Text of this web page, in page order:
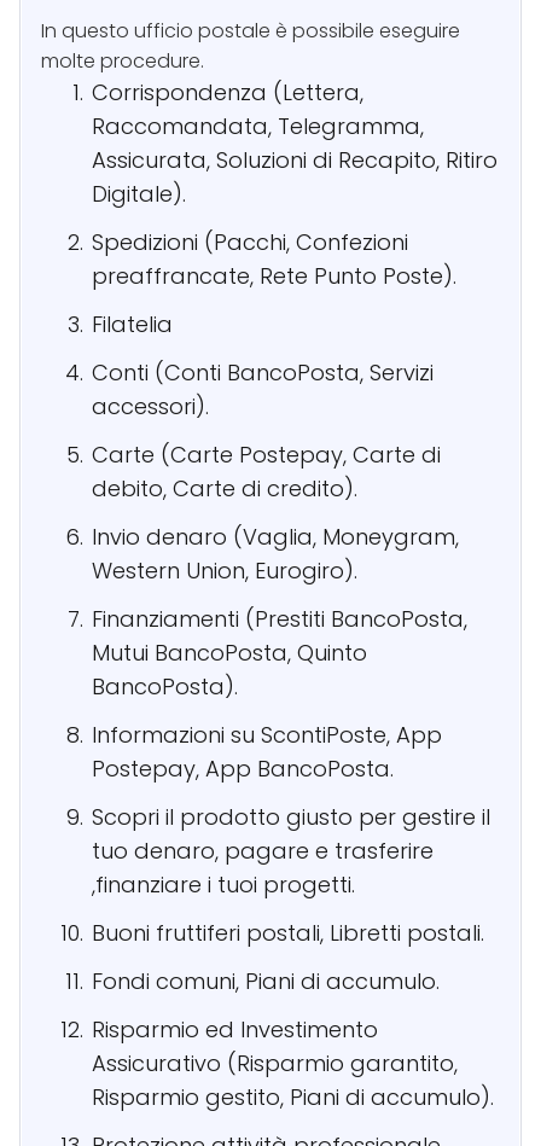
In questo ufficio postale è possibile eseguire
molte procedure.
Corrispondenza (Lettera,
Raccomandata, Telegramma,
Assicurata, Soluzioni di Recapito, Ritiro
Digitale).
Spedizioni (Pacchi, Confezioni
preaffrancate, Rete Punto Poste).
Filatelia
Conti (Conti BancoPosta, Servizi
accessori).
Carte (Carte Postepay, Carte di
debito, Carte di credito).
Invio denaro (Vaglia, Moneygram,
Western Union, Eurogiro).
Finanziamenti (Prestiti BancoPosta,
Mutui BancoPosta, Quinto
BancoPosta).
Informazioni su ScontiPoste, App
Postepay, App BancoPosta.
Scopri il prodotto giusto per gestire il
tuo denaro, pagare e trasferire
,finanziare i tuoi progetti.
Buoni fruttiferi postali, Libretti postali.
Fondi comuni, Piani di accumulo.
Risparmio ed Investimento
Assicurativo (Risparmio garantito,
Risparmio gestito, Piani di accumulo).